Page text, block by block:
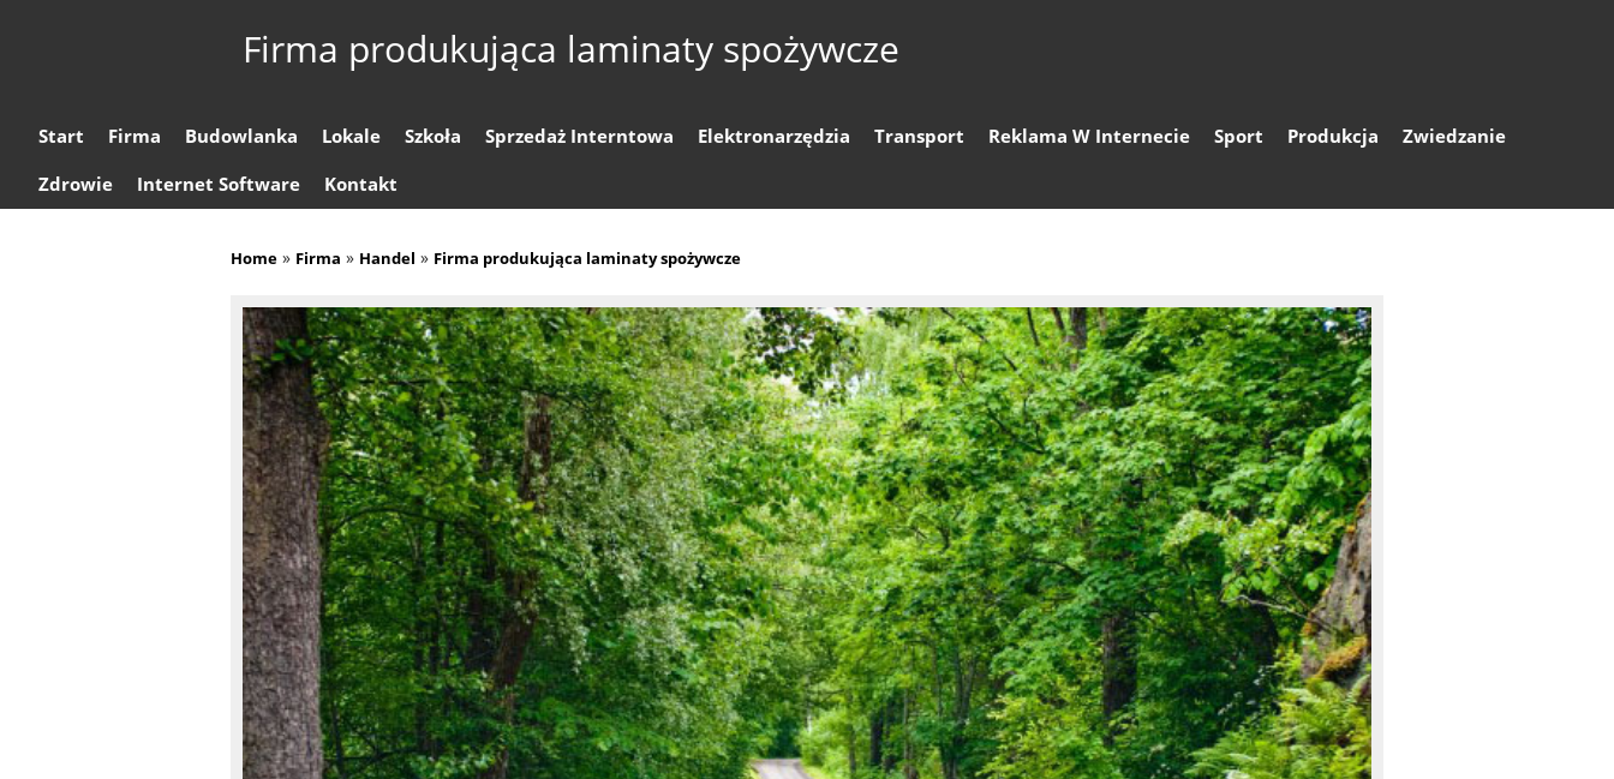
Firma produkująca laminaty spożywcze
Start Firma Budowlanka Lokale Szkoła Sprzedaż Interntowa Elektronarzędzia Transport Reklama W Internecie Sport Produkcja
Zwiedzanie
Zdrowie
Internet Software Kontakt
Home » Firma » Handel » Firma produkująca laminaty spożywcze